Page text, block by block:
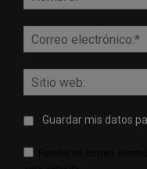
Guardar mis datos